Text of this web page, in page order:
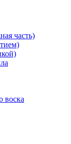
часть)
воска